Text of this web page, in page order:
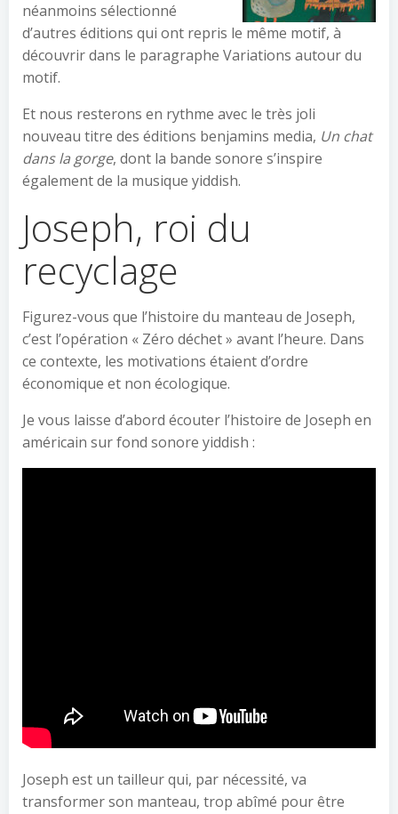
néanmoins sélectionné
d’autres éditions qui ont repris le même motif, à
découvrir dans le paragraphe Variations autour du
motif.
Et nous resterons en rythme avec le très joli
nouveau titre des éditions benjamins media, Un chat
dans la gorge, dont la bande sonore s’inspire
également de la musique yiddish.
Joseph, roi du
recyclage
Figurez-vous que l’histoire du manteau de Joseph,
c’est l’opération « Zéro déchet » avant l’heure. Dans
ce contexte, les motivations étaient d’ordre
économique et non écologique.
Je vous laisse d’abord écouter l’histoire de Joseph en
américain sur fond sonore yiddish :
Joseph est un tailleur qui, par nécessité, va
transformer son manteau, trop abîmé pour être